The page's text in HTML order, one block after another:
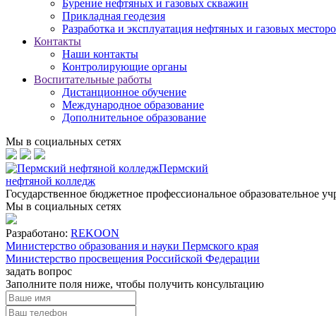
Бурение нефтяных и газовых скважин
Прикладная геодезия
Разработка и эксплуатация нефтяных и газовых
Контакты
Наши контакты
Контролирующие органы
Воспитательные работы
Дистанционное обучение
Международное образование
Дополнительное образование
Мы в социальных сетях
Пермский
нефтяной колледж
Государственное бюджетное профессиональное образовательное
Мы в социальных сетях
Разработано: REKOON
Министерство образования и науки Пермского края
Министерство просвещения Российской Федерации
задать вопрос
Заполните поля ниже, чтобы получить консультацию